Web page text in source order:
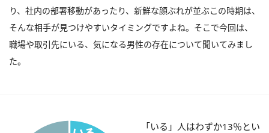
り、社内の部署移動があったり、新鮮な顔ぶれが並ぶこの時期は、
そんな相手が見つけやすいタイミングですよね。そこで今回は、
職場や取引先にいる、気になる男性の存在について聞いてみまし
た。
「いる」人はわずか13％とい